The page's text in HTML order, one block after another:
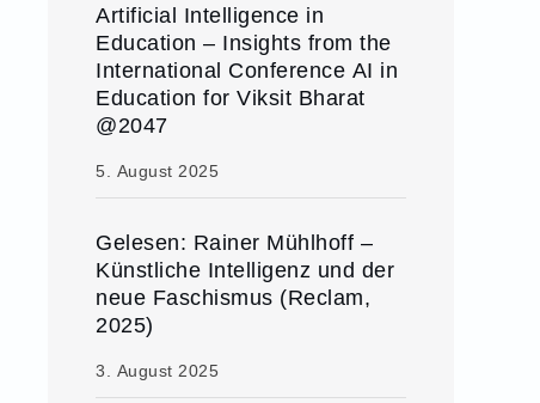
Artificial Intelligence in
Education – Insights from the
International Conference AI in
Education for Viksit Bharat
@2047
5. August 2025
Gelesen: Rainer Mühlhoff –
Künstliche Intelligenz und der
neue Faschismus (Reclam,
2025)
3. August 2025